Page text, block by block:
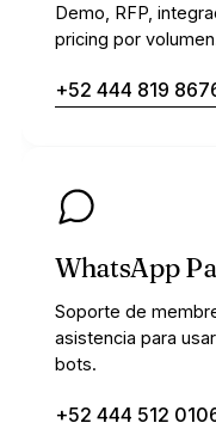
Demo, RFP,
pricing por
+52 444 819
WhatsApp
Soporte de
asistencia para
bots.
+52 444 512